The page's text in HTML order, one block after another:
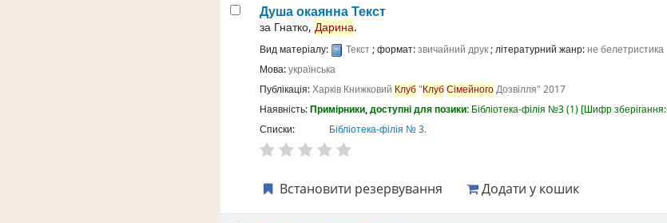
Душа окаяннаТекст
за Гнатко, Дарина.
Вид матеріалу: Текст; формат:звичайний друк; літературний жанр:не белетристика
Мова:українська
Публікація:Харків Книжковий Клуб"КлубСімейногоДозвілля" 2017
Наявність:Примірники, доступні для позики: Бібліотека-філія №3(1) Шифр зберігання:
Списки:
Бібліотека-філія № 3.
Встановити резервування Додати у кошик